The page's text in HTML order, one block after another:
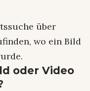
über
wo ein Bild
oder Video